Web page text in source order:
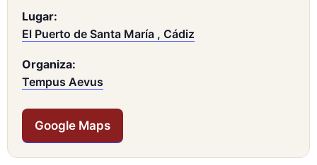
Lugar:
El Puerto de Santa María , Cádiz
Organiza:
Tempus Aevus
Google Maps